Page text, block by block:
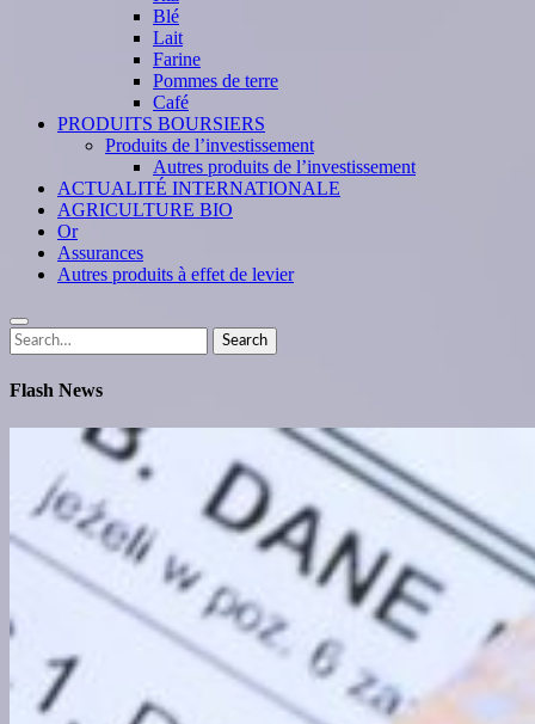
Blé
Lait
Farine
Pommes de terre
Café
PRODUITS BOURSIERS
Produits de l’investissement
Autres produits de l’investissement
ACTUALITÉ INTERNATIONALE
AGRICULTURE BIO
Or
Assurances
Autres produits à effet de levier
Search
for:
Search
Flash News